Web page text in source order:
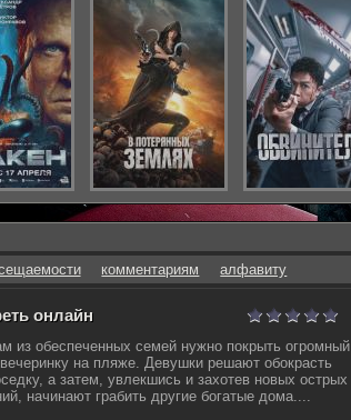
комментариям алфавиту
онлайн
из обеспеченных семей нужно покрыть огромный
на пляже. Девушки решают обокрасть
а затем, увлекшись и захотев новых острых
начинают грабить другие богатые дома....